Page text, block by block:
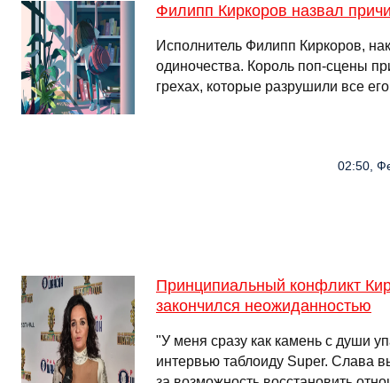
Филипп Киркоров назвал
Исполнитель Филипп Киркоров,
одиночества. Король поп-сцены
грехах, которые разрушили все
02:50,
Принципиальный конфликт
закончился неожиданностью
"У меня сразу как камень с души
интервью таблоиду Super. Слава